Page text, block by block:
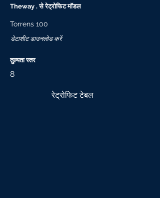
Theway . से रेट्रोफिट मॉडल
Torrens 100
डेटाशीट डाउनलोड करें
तुल्यता स्तर
8
रेट्रोफिट टेबल